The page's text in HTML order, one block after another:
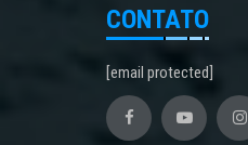
CONTATO
[email protected]